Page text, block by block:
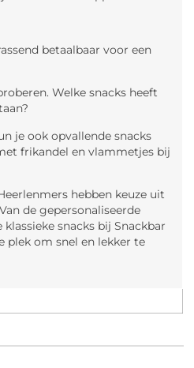
betaalbaar voor een
Welke snacks heeft
je ook opvallende snacks
frikandel en vlammetjes bij
hebben keuze uit
de gepersonaliseerde
snacks bij Snackbar
plek om snel en lekker te